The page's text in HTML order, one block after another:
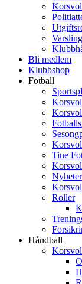
Bli medlem
Klubbshop
Fotball
Tine
Nyheter
Roller
Håndball